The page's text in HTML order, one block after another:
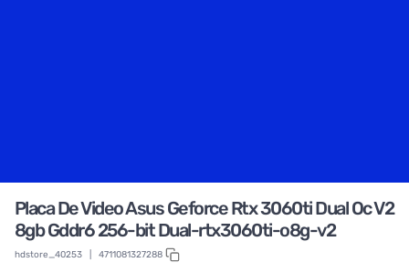
Placa De Video Asus Geforce Rtx 3060ti Dual Oc V2
8gb Gddr6 256-bit Dual-rtx3060ti-o8g-v2
hdstore_40253 4711081327288